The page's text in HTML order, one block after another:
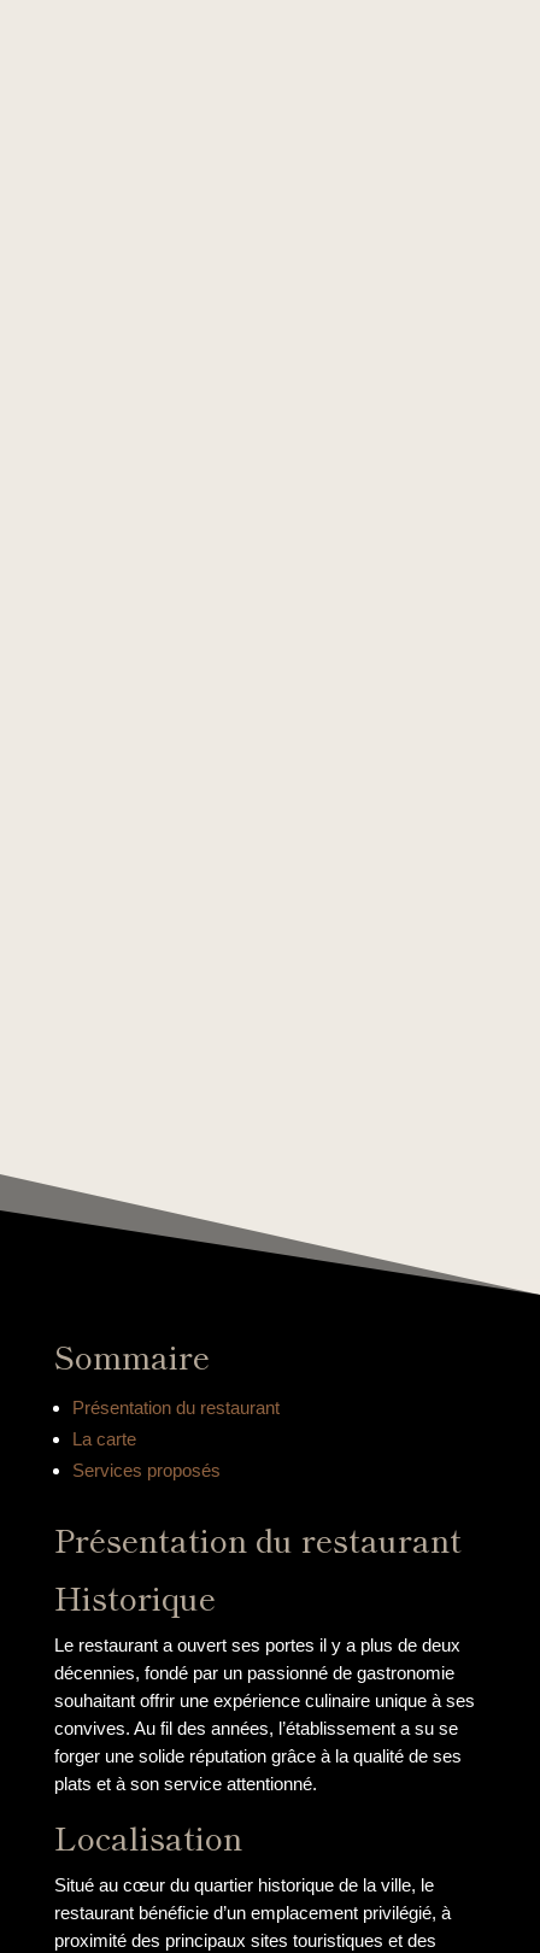
Sommaire
Présentation du restaurant
La carte
Services proposés
Présentation du restaurant
Historique
Le restaurant a ouvert ses portes il y a plus de deux
décennies, fondé par un passionné de gastronomie
souhaitant offrir une expérience culinaire unique à ses
convives. Au fil des années, l’établissement a su se
forger une solide réputation grâce à la qualité de ses
plats et à son service attentionné.
Localisation
Situé au cœur du quartier historique de la ville, le
restaurant bénéficie d’un emplacement privilégié, à
proximité des principaux sites touristiques et des